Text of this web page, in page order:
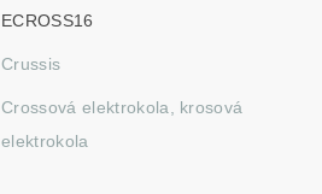
ECROSS16
Crussis
Crossová elektrokola, krosová
elektrokola